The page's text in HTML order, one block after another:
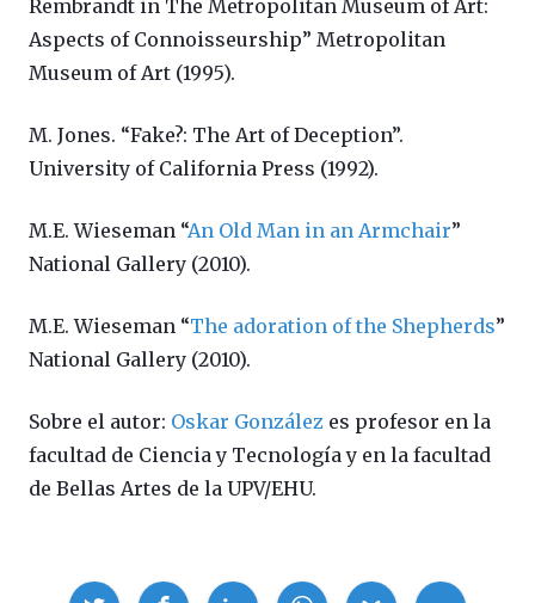
Rembrandt in The Metropolitan Museum of Art:
Aspects of Connoisseurship” Metropolitan
Museum of Art (1995).
M. Jones. “Fake?: The Art of Deception”.
University of California Press (1992).
M.E. Wieseman “An Old Man in an Armchair”
National Gallery (2010).
M.E. Wieseman “The adoration of the Shepherds”
National Gallery (2010).
Sobre el autor: Oskar González es profesor en la
facultad de Ciencia y Tecnología y en la facultad
de Bellas Artes de la UPV/EHU.
Compartir